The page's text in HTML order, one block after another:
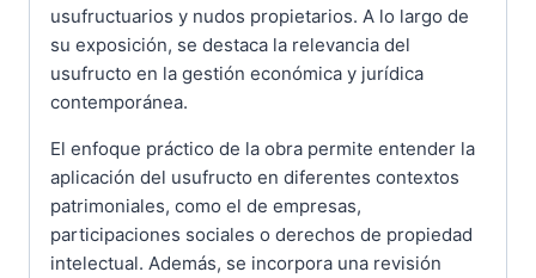
usufructuarios y nudos propietarios. A lo largo de
su exposición, se destaca la relevancia del
usufructo en la gestión económica y jurídica
contemporánea.
El enfoque práctico de la obra permite entender la
aplicación del usufructo en diferentes contextos
patrimoniales, como el de empresas,
participaciones sociales o derechos de propiedad
intelectual. Además, se incorpora una revisión